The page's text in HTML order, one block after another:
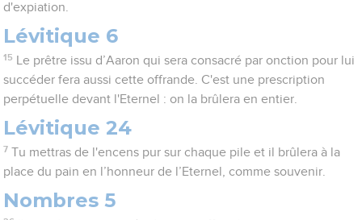
d'expiation.
Lévitique 6
15
Le prêtre issu d’Aaron qui sera consacré par onction pour lui
succéder fera aussi cette offrande. C'est une prescription
perpétuelle devant l'Eternel : on la brûlera en entier.
Lévitique 24
7 Tu mettras de l'encens pur sur chaque pile et il brûlera à la
place du pain en l’honneur de l’Eternel, comme souvenir.
Nombres 5